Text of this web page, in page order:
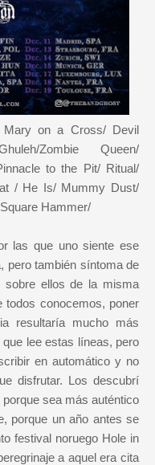
Mary on a Cross/ Devil
Zombie Queen/
to the Pit/ Ritual/
/ He Is/ Mummy Dust/
Hammer/
las que uno siente ese
pero también síntoma de
sobre ellos de la misma
todos conocemos, poner
resultaría mucho más
lee estas líneas, pero
en automático y no
disfrutar. Los descubrí
sea más auténtico
porque un año antes se
festival noruego Hole in
a aquel era cita